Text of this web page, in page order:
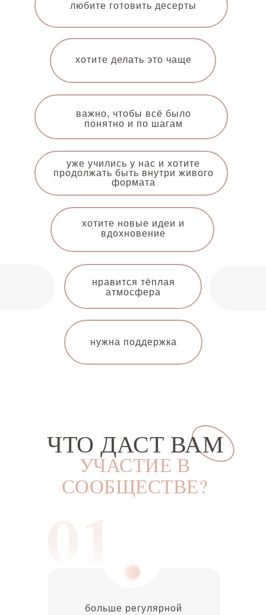
любите готовить десерты
хотите делать это чаще
важно, чтобы всё было
понятно и по шагам
нужна поддержка
нравится тёплая
атмосфера
хотите новые идеи и
вдохновение
уже учились у нас и хотите
продолжать быть внутри живого
формата
ЧТО ДАСТ ВАМ
УЧАСТИЕ В
СООБЩЕСТВЕ?
больше регулярной